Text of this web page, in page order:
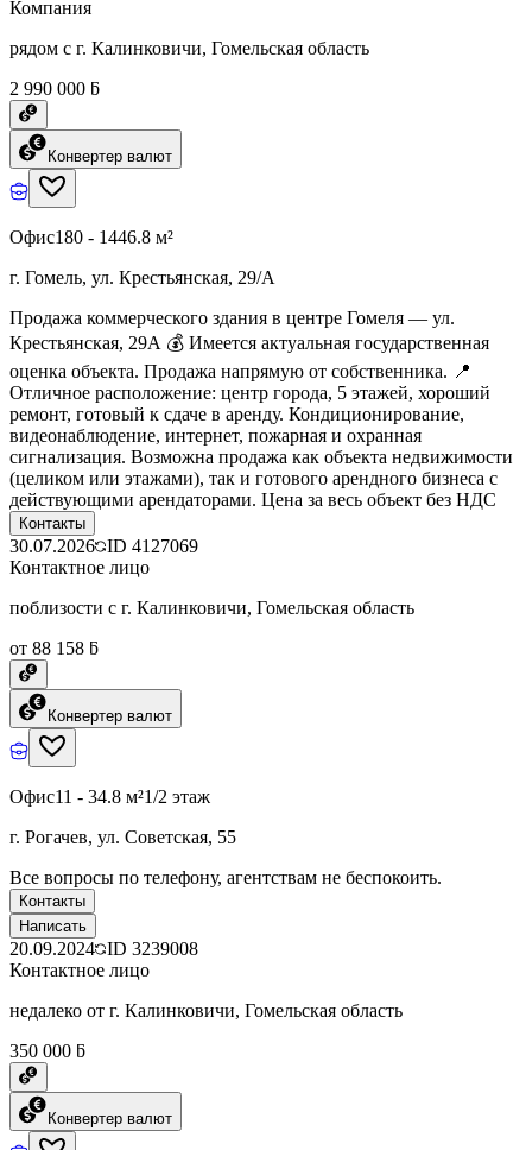
Компания
рядом с г. Калинковичи, Гомельская область
2 990 000 ƃ
Конвертер валют
Офис180 - 1446.8 м²
г. Гомель, ул. Крестьянская, 29/А
Продажа коммерческого здания в центре Гомеля — ул.
Крестьянская, 29А 💰 Имеется актуальная государственная
оценка объекта. Продажа напрямую от собственника. 📍
Отличное расположение: центр города, 5 этажей, хороший
ремонт, готовый к сдаче в аренду. Кондиционирование,
видеонаблюдение, интернет, пожарная и охранная
сигнализация. Возможна продажа как объекта недвижимости
(целиком или этажами), так и готового арендного бизнеса с
действующими арендаторами. Цена за весь объект без НДС
Контакты
30.07.2026 ID 4127069
Контактное лицо
поблизости с г. Калинковичи, Гомельская область
от 88 158 ƃ
Конвертер валют
Офис11 - 34.8 м²1/2 этаж
г. Рогачев, ул. Советская, 55
Все вопросы по телефону, агентствам не беспокоить.
Контакты
Написать
20.09.2024 ID 3239008
Контактное лицо
недалеко от г. Калинковичи, Гомельская область
350 000 ƃ
Конвертер валют